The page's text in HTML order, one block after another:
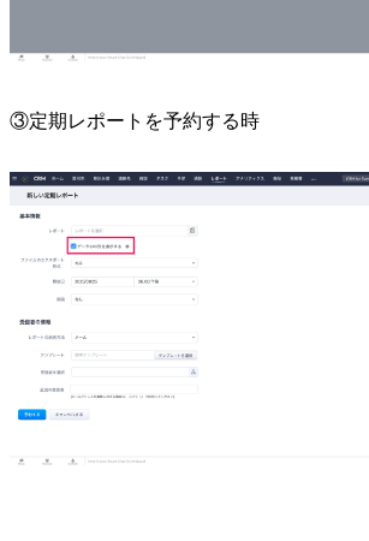
③定期レポートを予約する時